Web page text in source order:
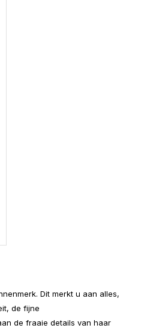
Dit merkt u aan alles,
de fijne
de fraaie details van haar